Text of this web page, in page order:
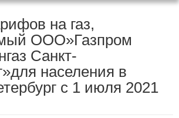
на газ,
ООО»Газпром
Санкт-
населения в
с 1 июля 2021